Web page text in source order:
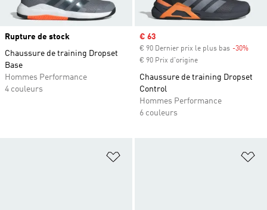
Rupture de stock
Chaussure de training Dropset
Base
Hommes Performance
4 couleurs
Prix soldé
€ 63
€ 90 Dernier prix le plus bas -30%
€ 90 Prix d'origine
Chaussure de training Dropset
Control
Hommes Performance
6 couleurs
Ajouter à la Liste de produits